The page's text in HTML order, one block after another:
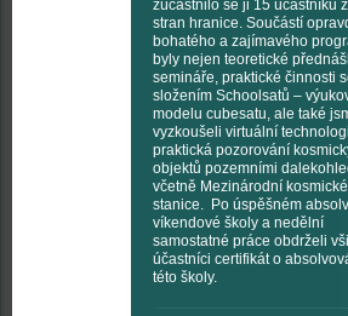
zúčastnilo se ji 15 účastníků
stran hranice. Součástí
bohatého a zajímavého
byly nejen teoretické
semináře, praktické činnosti
složením Schoolsatů –
modelu cubesatu, ale také
vyzkoušeli virtuální
praktická pozorování
objektů pozemními
včetně Mezinárodní kosmické
stanice. Po úspěšném
víkendové školy a nedělní
samostatné práce obdrželi
účastníci certifikát o
této školy.